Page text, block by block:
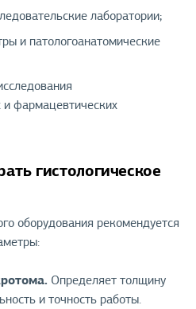
лаборатории;
и патологоанатомические
и фармацевтических
гистологическое
оборудования рекомендуется
Определяет толщину
и точность работы.